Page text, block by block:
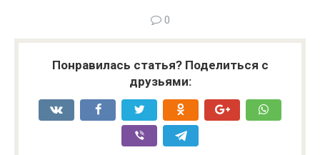
0
Понравилась статья? Поделиться с
друзьями: